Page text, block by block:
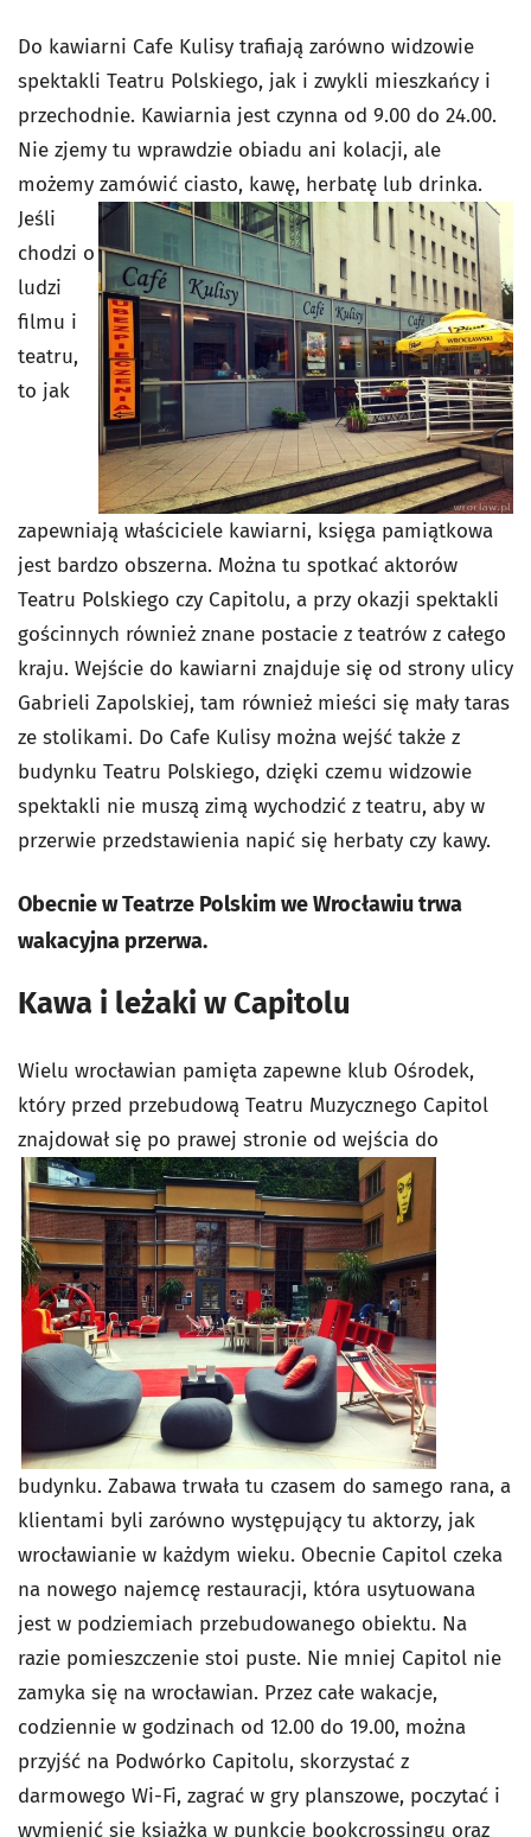
Do kawiarni Cafe Kulisy trafiają zarówno widzowie
spektakli Teatru Polskiego, jak i zwykli mieszkańcy i
przechodnie. Kawiarnia jest czynna od 9.00 do 24.00.
Nie zjemy tu wprawdzie obiadu ani kolacji, ale
możemy zamówić ciasto, kawę, herbatę lub drinka.
Jeśli
chodzi o
ludzi
filmu i
teatru,
to jak
zapewniają właściciele kawiarni, księga pamiątkowa
jest bardzo obszerna. Można tu spotkać aktorów
Teatru Polskiego czy Capitolu, a przy okazji spektakli
gościnnych również znane postacie z teatrów z całego
kraju. Wejście do kawiarni znajduje się od strony ulicy
Gabrieli Zapolskiej, tam również mieści się mały taras
ze stolikami. Do Cafe Kulisy można wejść także z
budynku Teatru Polskiego, dzięki czemu widzowie
spektakli nie muszą zimą wychodzić z teatru, aby w
przerwie przedstawienia napić się herbaty czy kawy.
Obecnie w Teatrze Polskim we Wrocławiu trwa
wakacyjna przerwa.
Kawa i leżaki w Capitolu
Wielu wrocławian pamięta zapewne klub Ośrodek,
który przed przebudową Teatru Muzycznego Capitol
znajdował się po prawej stronie od wejścia do
budynku. Zabawa trwała tu czasem do samego rana, a
klientami byli zarówno występujący tu aktorzy, jak
wrocławianie w każdym wieku. Obecnie Capitol czeka
na nowego najemcę restauracji, która usytuowana
jest w podziemiach przebudowanego obiektu. Na
razie pomieszczenie stoi puste. Nie mniej Capitol nie
zamyka się na wrocławian. Przez całe wakacje,
codziennie w godzinach od 12.00 do 19.00, można
przyjść na Podwórko Capitolu, skorzystać z
darmowego Wi-Fi, zagrać w gry planszowe, poczytać i
wymienić się książką w punkcie bookcrossingu oraz